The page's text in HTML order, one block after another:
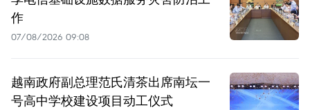
作
07/08/2026 09:08
越南政府副总理范氏清茶出席南坛一
号高中学校建设项目动工仪式